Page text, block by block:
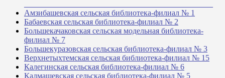
Амзибашевская сельская библиотека-филиал № 1
Бабаевская сельская библиотека-филиал № 2
Большекачаковская сельская модельная библиотека-
филиал № 7
Большекуразовская сельская библиотека-филиал № 3
Верхнетыхтемская сельская библиотека-филиал № 15
Калегинская сельская библиотека-филиал № 6
Калмашевская сельская библиотека-филиал № 5